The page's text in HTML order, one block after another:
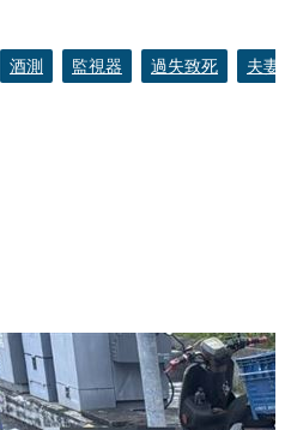
酒測 監視器 過失致死
夫妻